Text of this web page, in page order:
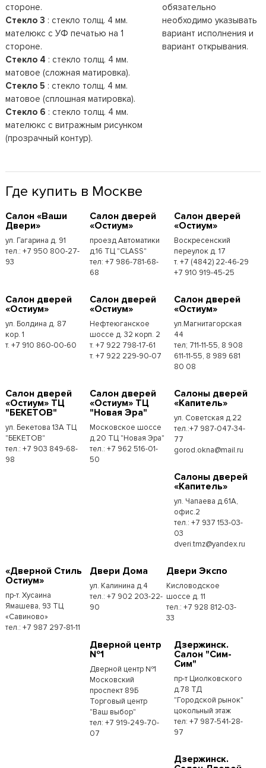
стороне.
Стекло 3 : стекло толщ. 4 мм.
мателюкс с УФ печатью на 1
стороне.
Стекло 4 : стекло толщ. 4 мм.
матовое (сложная матировка).
Стекло 5 : стекло толщ. 4 мм.
матовое (сплошная матировка).
Стекло 6 : стекло толщ. 4 мм.
мателюкс с витражным рисунком
(прозрачный контур).
обязательно
необходимо указывать
вариант исполнения и
вариант открывания.
Где купить в Москве
Cалон «Ваши
Двери»
ул. Гагарина д. 91
тел.: +7 950 800-27-
93
Cалон дверей
«Остиум»
проезд Автоматики
д.16 ТЦ "CLASS"
тел: +7 986-781-68-
68
Cалон дверей
«Остиум»
Воскресенский
переулок д. 17
т. +7 (4842) 22-46-29
+7 910 919-45-25
Cалон дверей
«Остиум»
ул. Болдина д. 87
кор. 1
т. +7 910 860-00-60
Cалон дверей
«Остиум»
Нефтеюганское
шоссе д. 32 корп. 2
т. +7 922 798-17-61
т. +7 922 229-90-07
Cалон дверей
«Остиум»
ул.Магнитагорская
44
тел; 711-11-55, 8 908
611-11-55, 8 989 681
80 08
Cалон дверей
«Остиум» ТЦ
"БЕКЕТОВ"
ул. Бекетова 13А ТЦ
"БЕКЕТОВ"
тел.: +7 903 849-68-
98
Cалон дверей
«Остиум» ТЦ
"Новая Эра"
Московское шоссе
д.20 ТЦ "Новая Эра"
тел.: +7 962 516-01-
50
Cалоны дверей
«Капитель»
ул. Советская д.22
тел.:+7 987-047-34-
77
gorod.okna@mail.ru
Cалоны дверей
«Капитель»
ул. Чапаева д.61А,
офис.2
тел.: +7 937 153-03-
03
dveri.tmz@yandex.ru
«Дверной Стиль
Остиум»
пр-т. Хусаина
Ямашева, 93 ТЦ
«Савиново»
тел.: +7 987 297-81-11
Двери Дома
ул. Калинина д.4
тел.: +7 902 203-22-
90
Двери Экспо
Кисловодское
шоссе д. 11
тел.: +7 928 812-03-
33
Дверной центр
№1
Дверной центр №1
Московский
проспект 89Б
Торговый центр
"Ваш выбор"
тел: +7 919-249-70-
07
Дзержинск.
Салон "Сим-
Сим"
пр-т Циолковского
д.78 ТД
"Городской рынок"
цокольный этаж
тел: +7 987-541-28-
97
Дзержинск.